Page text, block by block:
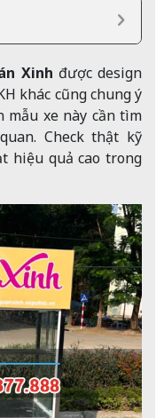
Xinh được design
khác cũng chung ý
mẫu xe này cần tìm
Check thật kỹ
hiệu quả cao trong